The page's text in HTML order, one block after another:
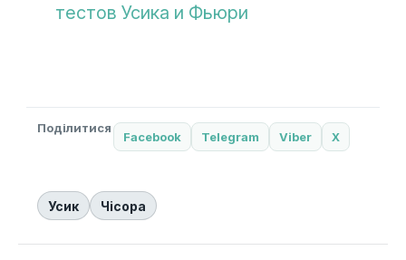
тестов Усика и Фьюри
Поділитися
Facebook Telegram Viber X
Усик Чісора